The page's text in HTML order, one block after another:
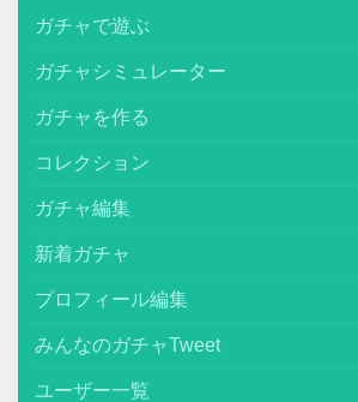
ガチャで遊ぶ
ガチャシミュレーター
ガチャを作る
コレクション
ガチャ編集
新着ガチャ
プロフィール編集
みんなのガチャTweet
ユーザー一覧